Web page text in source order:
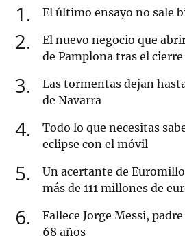
1 El último ensayo no sale
2
El nuevo negocio que
de Pamplona tras el cierre
3
Las tormentas dejan
de Navarra
4
Todo lo que necesitas
eclipse con el móvil
5
Un acertante de
más de 111 millones de
6
Fallece Jorge Messi,
68 años